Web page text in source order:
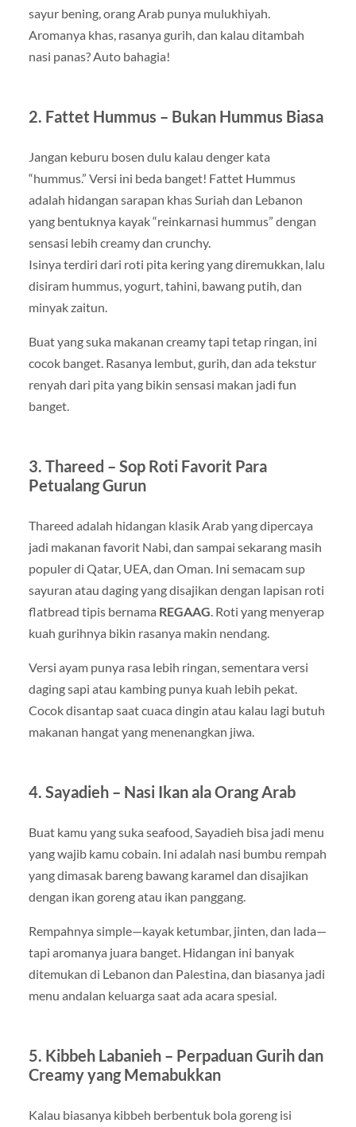
sayur bening, orang Arab punya mulukhiyah.
Aromanya khas, rasanya gurih, dan kalau ditambah
nasi panas? Auto bahagia!
2. Fattet Hummus – Bukan Hummus Biasa
Jangan keburu bosen dulu kalau denger kata
“hummus.” Versi ini beda banget! Fattet Hummus
adalah hidangan sarapan khas Suriah dan Lebanon
yang bentuknya kayak “reinkarnasi hummus” dengan
sensasi lebih creamy dan crunchy.
Isinya terdiri dari roti pita kering yang diremukkan, lalu
disiram hummus, yogurt, tahini, bawang putih, dan
minyak zaitun.
Buat yang suka makanan creamy tapi tetap ringan, ini
cocok banget. Rasanya lembut, gurih, dan ada tekstur
renyah dari pita yang bikin sensasi makan jadi fun
banget.
3. Thareed – Sop Roti Favorit Para
Petualang Gurun
Thareed adalah hidangan klasik Arab yang dipercaya
jadi makanan favorit Nabi, dan sampai sekarang masih
populer di Qatar, UEA, dan Oman. Ini semacam sup
sayuran atau daging yang disajikan dengan lapisan roti
flatbread tipis bernama REGAAG . Roti yang menyerap
kuah gurihnya bikin rasanya makin nendang.
Versi ayam punya rasa lebih ringan, sementara versi
daging sapi atau kambing punya kuah lebih pekat.
Cocok disantap saat cuaca dingin atau kalau lagi butuh
makanan hangat yang menenangkan jiwa.
4. Sayadieh – Nasi Ikan ala Orang Arab
Buat kamu yang suka seafood, Sayadieh bisa jadi menu
yang wajib kamu cobain. Ini adalah nasi bumbu rempah
yang dimasak bareng bawang karamel dan disajikan
dengan ikan goreng atau ikan panggang.
Rempahnya simple—kayak ketumbar, jinten, dan lada—
tapi aromanya juara banget. Hidangan ini banyak
ditemukan di Lebanon dan Palestina, dan biasanya jadi
menu andalan keluarga saat ada acara spesial.
5. Kibbeh Labanieh – Perpaduan Gurih dan
Creamy yang Memabukkan
Kalau biasanya kibbeh berbentuk bola goreng isi